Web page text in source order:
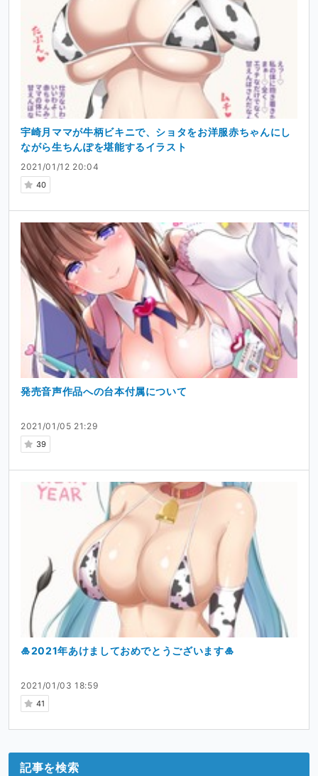
2021/01/12 20:04
40
宇崎月ママが牛柄ビキニで、ショタをお洋服赤ちゃんにし
ながら生ちんぽを堪能するイラスト
2021/01/05 21:29
39
発売音声作品への台本付属について
2021/01/03 18:59
41
🎍2021年あけましておめでとうございます🎍
記事を検索